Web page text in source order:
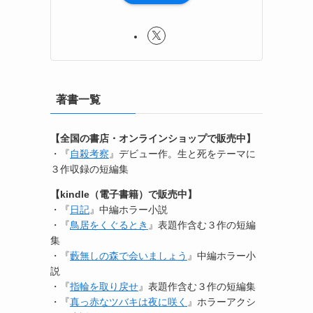
著書一覧
【全国の書店・オンラインショップで販売中】
・『自殺考察 』デビュー作。生と死をテーマに
３作収録の短編集
【kindle（電子書籍）で販売中】
・『日記』中編ホラー小説
・『鳥居をくぐるとき 』表題作含む３作の短編
集
・『藪無しの森で会いましょう 』中編ホラー小
説
・『指輪を取り戻せ』表題作含む３作の短編集
・『真っ赤なツバキは夜に咲く 』ホラーアクシ